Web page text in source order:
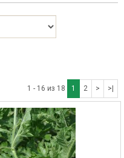
1 - 16 из 18 1 2 > >|